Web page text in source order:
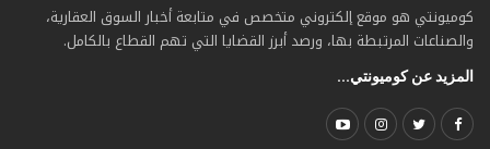
كوميونتي هو موقع إلكتروني متخصص في متابعة أخبار السوق العقارية،
والصناعات المرتبطة بها، ورصد أبرز القضايا التي تهم القطاع بالكامل.
المزيد عن كوميونتي...